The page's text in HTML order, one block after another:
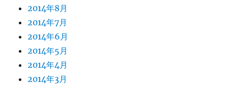
2014年8月
2014年7月
2014年6月
2014年5月
2014年4月
2014年3月